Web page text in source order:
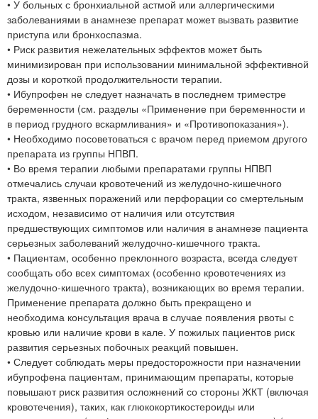
• У больных с бронхиальной астмой или аллергическими
заболеваниями в анамнезе препарат может вызвать развитие
приступа или бронхоспазма.
• Риск развития нежелательных эффектов может быть
минимизирован при использовании минимальной эффективной
дозы и короткой продолжительности терапии.
• Ибупрофен не следует назначать в последнем триместре
беременности (см. разделы «Применение при беременности и
в период грудного вскармливания» и «Противопоказания»).
• Необходимо посоветоваться с врачом перед приемом другого
препарата из группы НПВП.
• Во время терапии любыми препаратами группы НПВП
отмечались случаи кровотечений из желудочно-кишечного
тракта, язвенных поражений или перфорации со смертельным
исходом, независимо от наличия или отсутствия
предшествующих симптомов или наличия в анамнезе пациента
серьезных заболеваний желудочно-кишечного тракта.
• Пациентам, особенно преклонного возраста, всегда следует
сообщать обо всех симптомах (особенно кровотечениях из
желудочно-кишечного тракта), возникающих во время терапии.
Применение препарата должно быть прекращено и
необходима консультация врача в случае появления рвоты с
кровью или наличие крови в кале. У пожилых пациентов риск
развития серьезных побочных реакций повышен.
• Следует соблюдать меры предосторожности при назначении
ибупрофена пациентам, принимающим препараты, которые
повышают риск развития осложнений со стороны ЖКТ (включая
кровотечения), таких, как глюкокортикостероиды или